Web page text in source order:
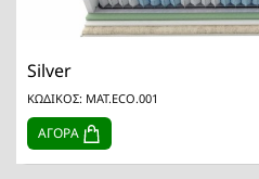
Silver
ΚΩΔΙΚΟΣ: MAT.ECO.001
ΑΓΟΡΑ